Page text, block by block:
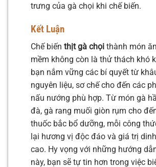
trưng của gà chọi khi chế biến.
Kết Luận
Chế biến thịt gà chọi thành món
mềm không còn là thử thách khó
bạn nắm vững các bí quyết từ
nguyên liệu, sơ chế cho đến các
nấu nướng phù hợp. Từ món gà
đà, gà rang muối giòn rụm cho
thuốc bắc bổ dưỡng, mỗi công
lại hương vị độc đáo và giá trị
cao. Hy vọng với những hướng
này, bạn sẽ tự tin hơn trong việc